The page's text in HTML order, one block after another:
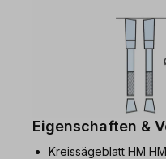
Eigenschaften &
Kreissägeblatt HM